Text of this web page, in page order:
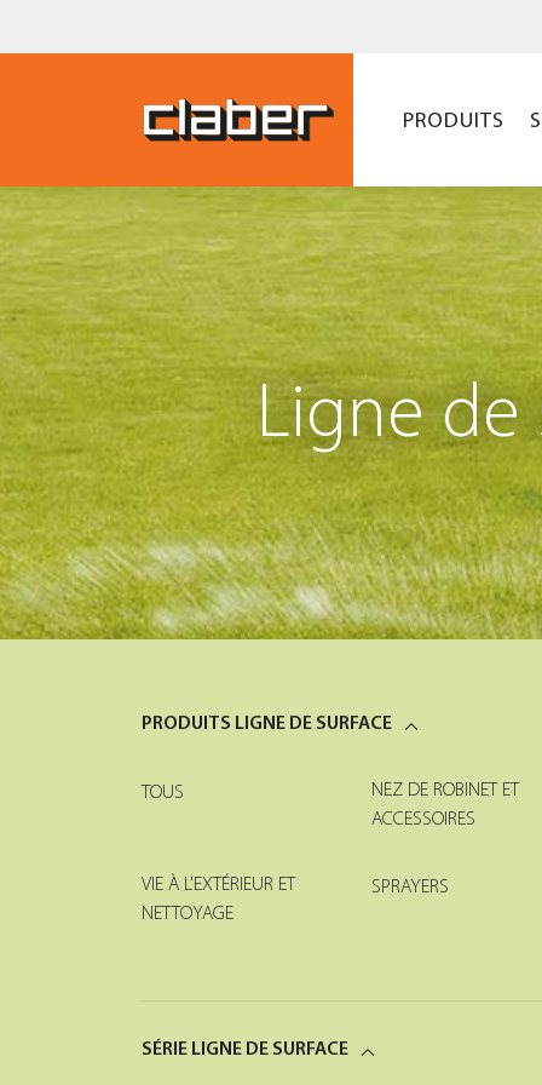
PRODUITS
Ligne de
PRODUITS LIGNE DE SURFACE
TOUS
NEZ DE ROBINET ET
ACCESSOIRES
VIE À L'EXTÉRIEUR ET
NETTOYAGE
SPRAYERS
SÉRIE LIGNE DE SURFACE